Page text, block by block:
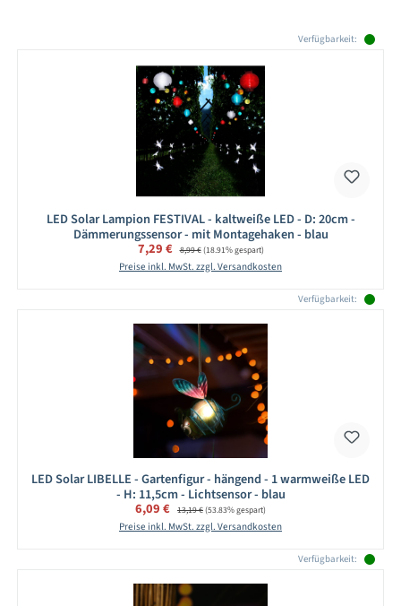
Verfügbarkeit:
LED Solar Lampion FESTIVAL - kaltweiße LED - D: 20cm -
Dämmerungssensor - mit Montagehaken - blau
Verkaufspreis:
7,29 € Regulärer Preis:
8,99 €(18.91% gespart)
Preise inkl. MwSt. zzgl. Versandkosten
Verfügbarkeit:
LED Solar LIBELLE - Gartenfigur - hängend - 1 warmweiße LED
- H: 11,5cm - Lichtsensor - blau
Verkaufspreis:
6,09 € Regulärer Preis:
13,19 €(53.83% gespart)
Preise inkl. MwSt. zzgl. Versandkosten
Verfügbarkeit: